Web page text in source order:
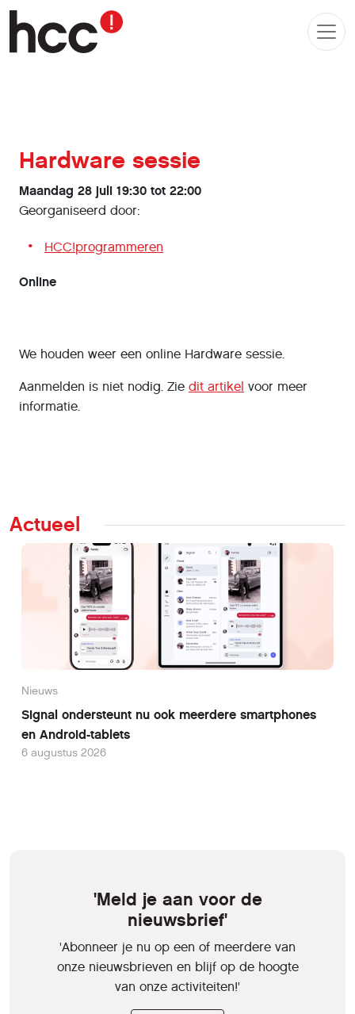
Hardware sessie
Maandag 28 juli 19:30 tot 22:00
Georganiseerd door:
HCC!programmeren
Online
We houden weer een online Hardware sessie.
Aanmelden is niet nodig. Zie dit artikel voor meer
informatie.
Actueel
Nieuws
Signal ondersteunt nu ook meerdere smartphones
en Android-tablets
6 augustus 2026
'Meld je aan voor de
nieuwsbrief'
'Abonneer je nu op een of meerdere van
onze nieuwsbrieven en blijf op de hoogte
van onze activiteiten!'